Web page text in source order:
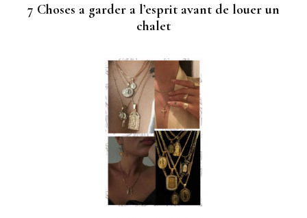
7 Choses a garder a l’esprit avant de louer un
chalet